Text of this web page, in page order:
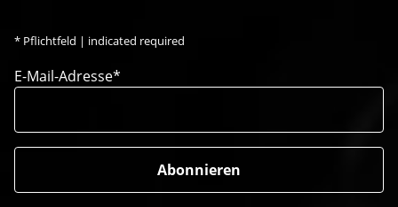
* Pflichtfeld | indicated required
E-Mail-Adresse*